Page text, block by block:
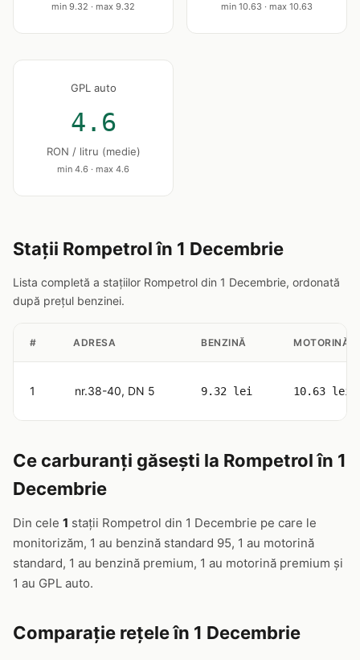
min 9.32 · max 9.32 min 10.63 · max 10.63
GPL auto
4.6
RON / litru (medie)
min 4.6 · max 4.6
Stații Rompetrol în 1 Decembrie
Lista completă a stațiilor Rompetrol din 1 Decembrie, ordonată
după prețul benzinei.
# ADRESA BENZINĂ MOTORINĂ
1 nr.38-40, DN 5 9.32 lei 10.63 lei
Ce carburanți găsești la Rompetrol în 1
Decembrie
Din cele 1 stații Rompetrol din 1 Decembrie pe care le
monitorizăm, 1 au benzină standard 95, 1 au motorină
standard, 1 au benzină premium, 1 au motorină premium și
1 au GPL auto.
Comparație rețele în 1 Decembrie